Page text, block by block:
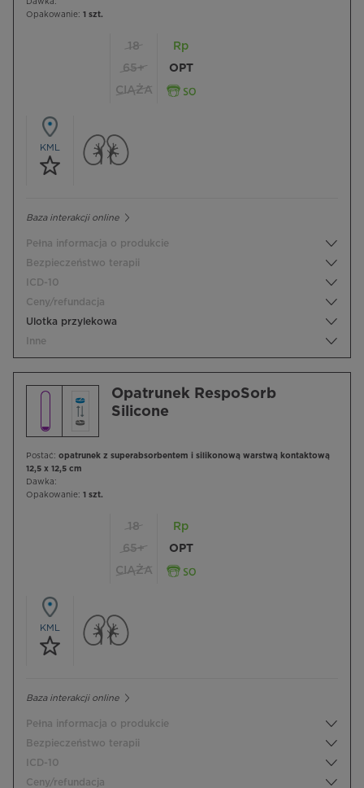
Dawka:
Opakowanie: 1 szt.
18
65+
CIĄŻA
Rp
OPT
KML
Baza interakcji online
Pełna informacja o produkcie
Bezpieczeństwo terapii
ICD-10
Ceny/refundacja
Ulotka przylekowa
Inne
Opatrunek RespoSorb
Silicone
Postać: opatrunek z superabsorbentem i silikonową warstwą kontaktową
12,5 x 12,5 cm
Dawka:
Opakowanie: 1 szt.
18
65+
CIĄŻA
Rp
OPT
KML
Baza interakcji online
Pełna informacja o produkcie
Bezpieczeństwo terapii
ICD-10
Ceny/refundacja